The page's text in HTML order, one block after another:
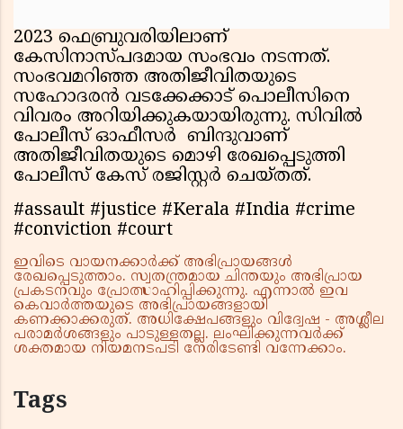
2023 ഫെബ്രുവരിയിലാണ്
കേസിനാസ്പദമായ സംഭവം നടന്നത്.
സംഭവമറിഞ്ഞ അതിജീവിതയുടെ
സഹോദരന്‍ വടക്കേക്കാട് പൊലീസിനെ
വിവരം അറിയിക്കുകയായിരുന്നു. സിവില്‍
പോലീസ് ഓഫീസര്‍ ബിന്ദുവാണ്
അതിജീവിതയുടെ മൊഴി രേഖപ്പെടുത്തി
പോലീസ് കേസ് രജിസ്റ്റര്‍ ചെയ്തത്.
#assault #justice #Kerala #India #crime
#conviction #court
ഇവിടെ വായനക്കാർക്ക് അഭിപ്രായങ്ങൾ
രേഖപ്പെടുത്താം. സ്വതന്ത്രമായ ചിന്തയും അഭിപ്രായ
പ്രകടനവും പ്രോത്സാഹിപ്പിക്കുന്നു. എന്നാൽ ഇവ
കെവാർത്തയുടെ അഭിപ്രായങ്ങളായി
കണക്കാക്കരുത്. അധിക്ഷേപങ്ങളും വിദ്വേഷ - അശ്ലീല
പരാമർശങ്ങളും പാടുള്ളതല്ല. ലംഘിക്കുന്നവർക്ക്
ശക്തമായ നിയമനടപടി നേരിടേണ്ടി വന്നേക്കാം.
Tags